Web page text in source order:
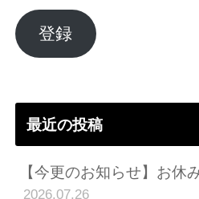
ル
ア
ド
登録
最近の投稿
【今更のお知らせ】お休
2026.07.26